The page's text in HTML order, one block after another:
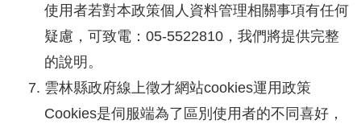
使用者若對本政策個人資料管理相關事項有任何
疑慮，可致電：05-5522810，我們將提供完整
的說明。
雲林縣政府線上徵才網站cookies運用政策
Cookies是伺服端為了區別使用者的不同喜好，